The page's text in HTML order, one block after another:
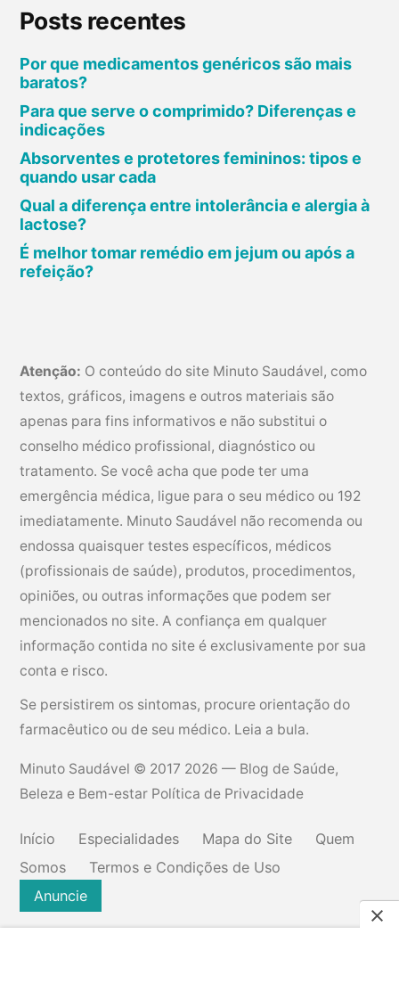
Posts recentes
Por que medicamentos genéricos são mais
baratos?
Para que serve o comprimido? Diferenças e
indicações
Absorventes e protetores femininos: tipos e
quando usar cada
Qual a diferença entre intolerância e alergia à
lactose?
É melhor tomar remédio em jejum ou após a
refeição?
Atenção: O conteúdo do site Minuto Saudável, como
textos, gráficos, imagens e outros materiais são
apenas para fins informativos e não substitui o
conselho médico profissional, diagnóstico ou
tratamento. Se você acha que pode ter uma
emergência médica, ligue para o seu médico ou 192
imediatamente. Minuto Saudável não recomenda ou
endossa quaisquer testes específicos, médicos
(profissionais de saúde), produtos, procedimentos,
opiniões, ou outras informações que podem ser
mencionados no site. A confiança em qualquer
informação contida no site é exclusivamente por sua
conta e risco.
Se persistirem os sintomas, procure orientação do
farmacêutico ou de seu médico. Leia a bula.
Minuto Saudável © 2017 2026 — Blog de Saúde,
Beleza e Bem-estar Política de Privacidade
Início Especialidades Mapa do Site
Quem
Somos
Termos e Condições de Uso
Anuncie